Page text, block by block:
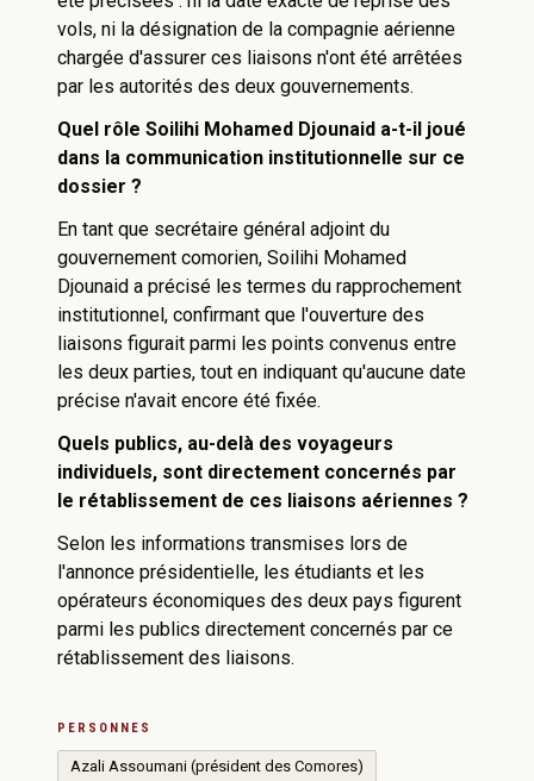
vols, ni la désignation de la compagnie aérienne
chargée d'assurer ces liaisons n'ont été arrêtées
par les autorités des deux gouvernements.
Quel rôle Soilihi Mohamed Djounaid a-t-il joué
dans la communication institutionnelle sur ce
dossier ?
En tant que secrétaire général adjoint du
gouvernement comorien, Soilihi Mohamed
Djounaid a précisé les termes du rapprochement
institutionnel, confirmant que l'ouverture des
liaisons figurait parmi les points convenus entre
les deux parties, tout en indiquant qu'aucune date
précise n'avait encore été fixée.
Quels publics, au-delà des voyageurs
individuels, sont directement concernés par
le rétablissement de ces liaisons aériennes ?
Selon les informations transmises lors de
l'annonce présidentielle, les étudiants et les
opérateurs économiques des deux pays figurent
parmi les publics directement concernés par ce
rétablissement des liaisons.
PERSONNES
Azali Assoumani (président des Comores)